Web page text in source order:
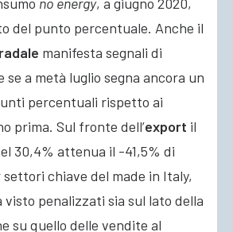
del punto percentuale. Anche il
manifesta segnali di
se a metà luglio segna ancora un
percentuali rispetto ai
prima. Sul fronte dell’export il
30,4% attenua il -41,5% di
chiave del made in Italy,
visto penalizzati sia sul lato della
su quello delle vendite al